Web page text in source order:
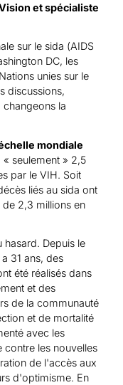
et spécialiste
sur le sida (AIDS
DC, les
unies sur le
discussions,
la
mondiale
seulement » 2,5
par le VIH. Soit
liés au sida ont
2,3 millions en
hasard. Depuis le
31 ans, des
été réalisés dans
et des
de la communauté
et de mortalité
avec les
contre les nouvelles
de l'accès aux
d'optimisme. En